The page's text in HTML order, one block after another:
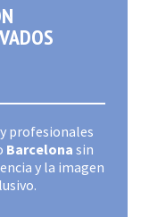
profesionales
Barcelona sin
y la imagen